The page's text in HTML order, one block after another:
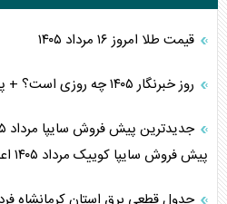
قیمت طلا امروز ۱۶ مرداد ۱۴۰۵
روز خبرنگار ۱۴۰۵ چه روزی است؟ + پیام تبریک روز خبرنگار ۱۴۰۵
پیش فروش سایپا کوییک مرداد ۱۴۰۵ اعلام شد